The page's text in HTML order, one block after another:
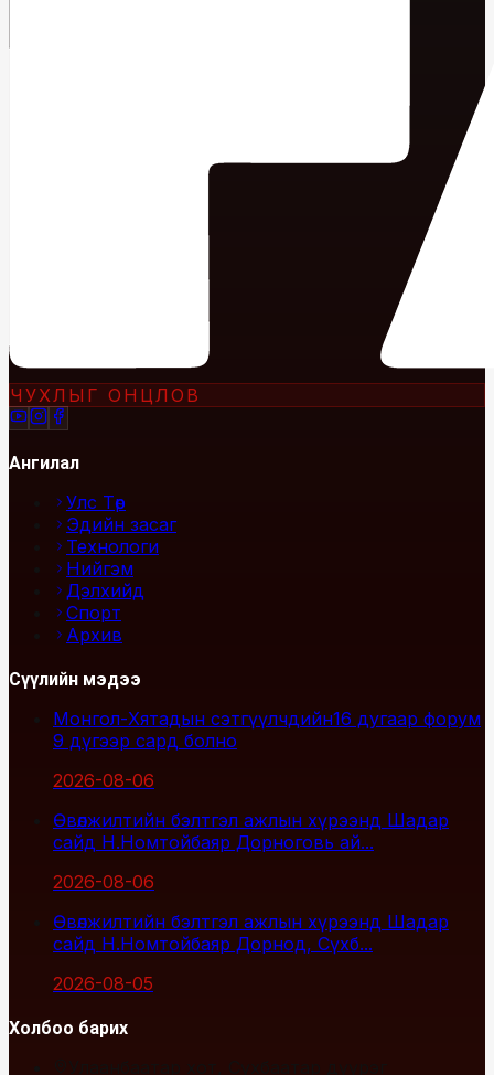
ЧУХЛЫГ ОНЦЛОВ
Ангилал
Улс Төр
Эдийн засаг
Технологи
Нийгэм
Дэлхийд
Спорт
Архив
Сүүлийн мэдээ
Монгол-Хятадын сэтгүүлчдийн16 дугаар форум
9 дүгээр сард болно
2026-08-06
Өвөлжилтийн бэлтгэл ажлын хүрээнд Шадар
сайд Н.Номтойбаяр Дорноговь ай...
2026-08-06
Өвөлжилтийн бэлтгэл ажлын хүрээнд Шадар
сайд Н.Номтойбаяр Дорнод, Сүхб...
2026-08-05
Холбоо барих